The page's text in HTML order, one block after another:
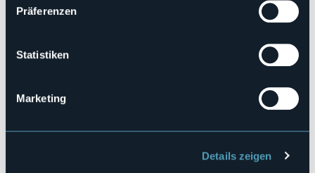
Präferenzen
Statistiken
Marketing
Details zeigen
Via Garibaldi